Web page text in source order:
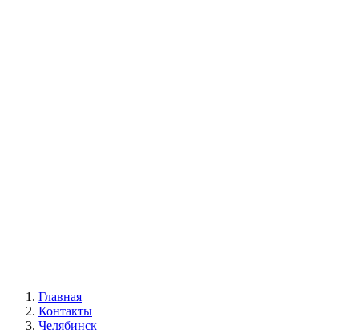
Главная
Контакты
Челябинск